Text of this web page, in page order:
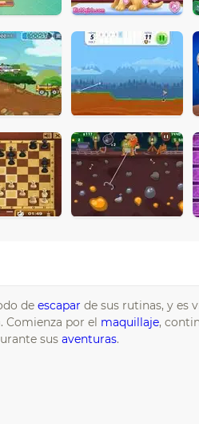
de escapar de sus rutinas, y es
Comienza por el maquillaje,
sus aventuras.